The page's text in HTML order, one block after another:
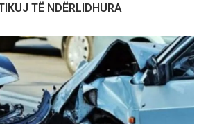
TË NDËRLIDHURA